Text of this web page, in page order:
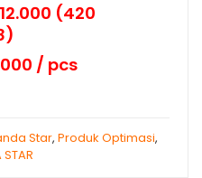
(420
/ pcs
Star, Produk Optimasi,